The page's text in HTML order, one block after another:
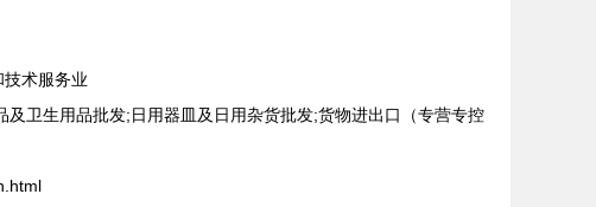
术服务业
卫生用品批发;日用器皿及日用杂货批发;货物进出口（专营专控